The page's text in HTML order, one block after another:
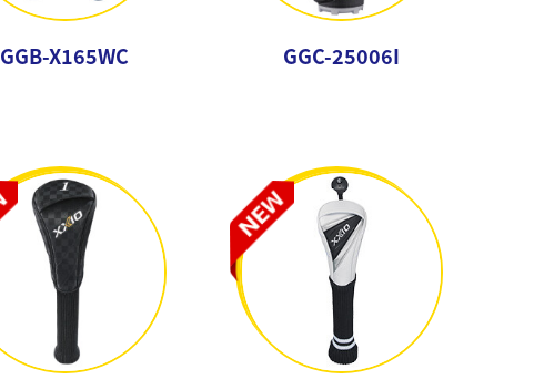
GGB-X165WC GGC-25006I